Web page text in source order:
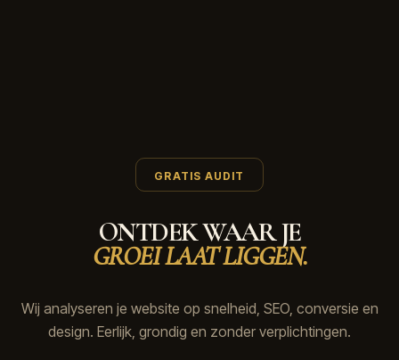
GRATIS AUDIT
ONTDEK WAAR JE
GROEI LAAT LIGGEN.
Wij analyseren je website op snelheid, SEO, conversie en
design. Eerlijk, grondig en zonder verplichtingen.